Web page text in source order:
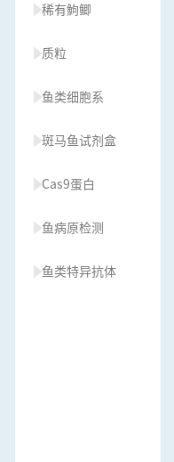
稀有鮈鲫
质粒
鱼类细胞系
斑马鱼试剂盒
Cas9蛋白
鱼病原检测
鱼类特异抗体